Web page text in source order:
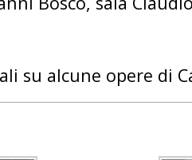
su alcune opere di